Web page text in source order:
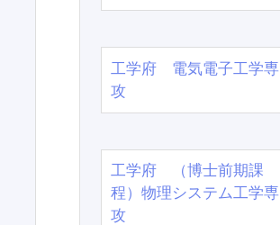
工学府 電気電子工学専
攻
工学府 （博士前期課
程）物理システム工学専
攻